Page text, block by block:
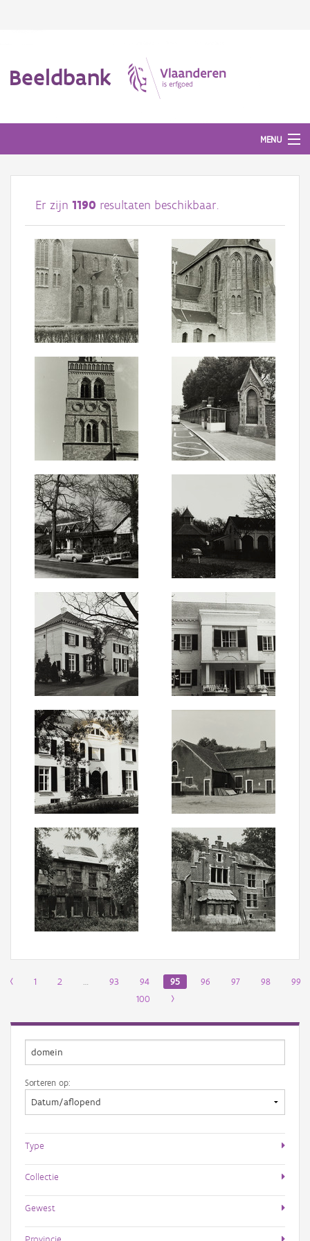
Beeldbank
MENU
Afbeeldingen
#BeeldIndeKijker
Hergebruik
Over ons
Aanmelden
Er zijn 1190 resultaten beschikbaar.
‹ 1 2 … 93 94 95 96 97 98
99
100
›
Sorteren op:
Type
Collectie
Gewest